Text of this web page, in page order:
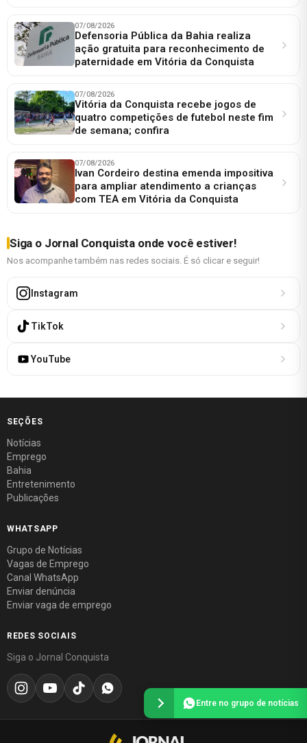
07/08/2026
Defensoria Pública da Bahia realiza
ação gratuita para reconhecimento de
paternidade em Vitória da Conquista
07/08/2026
Vitória da Conquista recebe jogos de
quatro competições de futebol neste fim
de semana; confira
07/08/2026
Ivan Cordeiro destina emenda impositiva
para ampliar atendimento a crianças
com TEA em Vitória da Conquista
Siga o Jornal Conquista onde você estiver!
Nos acompanhe também nas redes sociais. É só clicar e seguir!
Instagram
TikTok
YouTube
SEÇÕES
Notícias
Emprego
Bahia
Entretenimento
Publicações
WHATSAPP
Grupo de Notícias
Vagas de Emprego
Canal WhatsApp
Enviar denúncia
Enviar vaga de emprego
REDES SOCIAIS
Siga o Jornal Conquista
Entre no grupo de notícias